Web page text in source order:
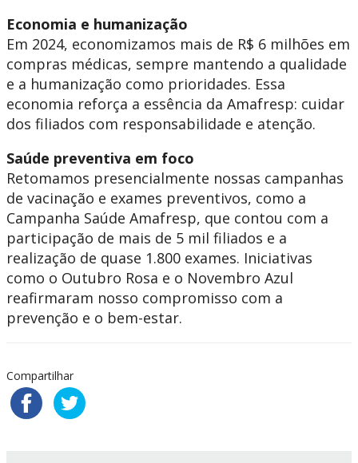
Economia e humanização
Em 2024, economizamos mais de R$ 6 milhões em
compras médicas, sempre mantendo a qualidade
e a humanização como prioridades. Essa
economia reforça a essência da Amafresp: cuidar
dos filiados com responsabilidade e atenção.
Saúde preventiva em foco
Retomamos presencialmente nossas campanhas
de vacinação e exames preventivos, como a
Campanha Saúde Amafresp, que contou com a
participação de mais de 5 mil filiados e a
realização de quase 1.800 exames. Iniciativas
como o Outubro Rosa e o Novembro Azul
reafirmaram nosso compromisso com a
prevenção e o bem-estar.
Compartilhar